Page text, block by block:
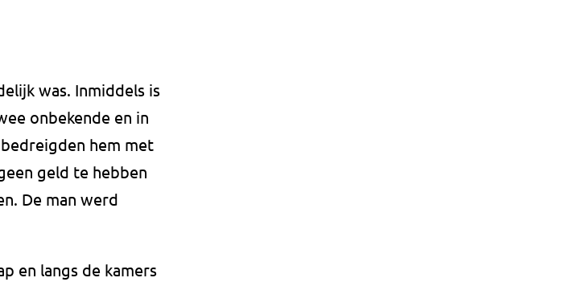
was. Inmiddels is
onbekende en in
hem met
geld te hebben
De man werd
en langs de kamers